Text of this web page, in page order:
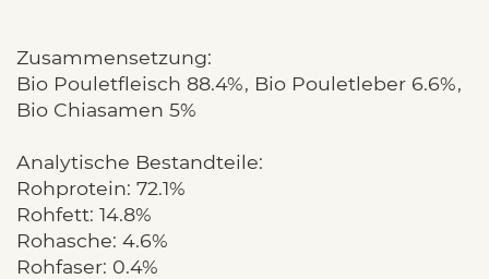
Zusammensetzung:
Bio Pouletfleisch 88.4%, Bio Pouletleber 6.6%,
Bio Chiasamen 5%
Analytische Bestandteile:
Rohprotein: 72.1%
Rohfett: 14.8%
Rohasche: 4.6%
Rohfaser: 0.4%